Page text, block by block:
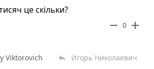
це скільки?
remove 0 add
Viktorovich reply Игорь Николаевич